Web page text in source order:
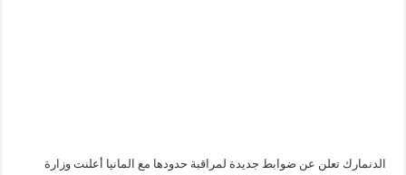
الدنمارك تعلن عن ضوابط جديدة لمراقبة حدودها مع المانيا أعلنت وزارة